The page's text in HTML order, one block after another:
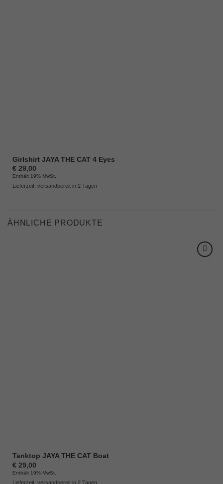
Girlshirt JAYA THE CAT 4 Eyes
€29,00
Enthält 19% MwSt.
Lieferzeit: versandbereit in 2 Tagen
ÄHNLICHE PRODUKTE
Tanktop JAYA THE CAT Boat
€29,00
Enthält 19% MwSt.
Lieferzeit: versandbereit in 2 Tagen